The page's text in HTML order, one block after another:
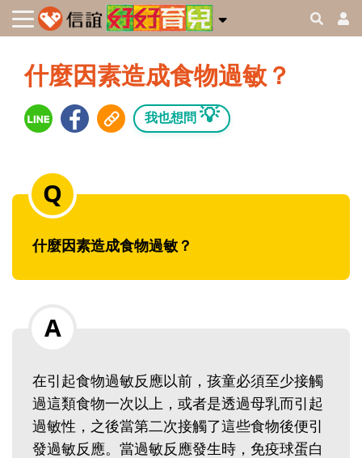
什麼因素造成食物過敏？
我也想問 💡
什麼因素造成食物過敏？
在引起食物過敏反應以前，孩童必須至少接觸
過這類食物一次以上，或者是透過母乳而引起
過敏性，之後當第二次接觸了這些食物後便引
發過敏反應。當過敏反應發生時，免疫球蛋白